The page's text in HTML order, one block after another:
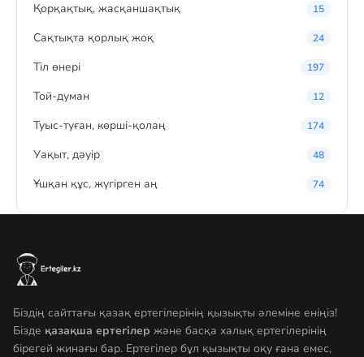
Қорқақтық, жасқаншақтық 15
Сақтықта қорлық жоқ 24
Тіл өнері 197
Той-думан 12
Туыс-туған, көрші-қолаң 174
Уақыт, дәуір 48
Ұшқан құс, жүгірген аң 74
Біздің сайттағы қазақ ертегілерінің қызықты әлеміне еніңіз!
Бізде қазақша ертегілер және басқа халық ертегілерінің
бірегей жинағы бар. Ертегілер бұл қызықты оқу ғана емес,